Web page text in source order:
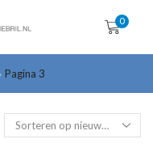
0
Pagina 3